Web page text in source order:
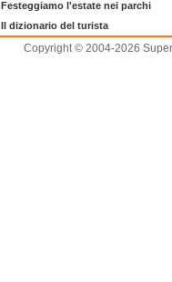
Festeggiamo l'estate nei parchi
Il dizionario del turista
Copyright © 2004-2026